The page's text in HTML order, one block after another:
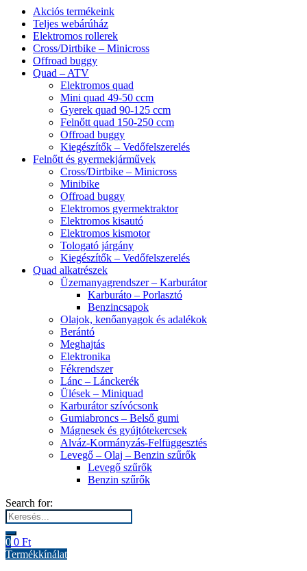
Akciós termékeink
Teljes webárúház
Elektromos rollerek
Cross/Dirtbike – Minicross
Offroad buggy
Quad – ATV
Elektromos quad
Mini quad 49-50 ccm
Gyerek quad 90-125 ccm
Felnőtt quad 150-250 ccm
Offroad buggy
Kiegészítők – Vedőfelszerelés
Felnőtt és gyermekjárművek
Cross/Dirtbike – Minicross
Minibike
Offroad buggy
Elektromos gyermektraktor
Elektromos kisautó
Elektromos kismotor
Tologató járgány
Kiegészítők – Vedőfelszerelés
Quad alkatrészek
Üzemanyagrendszer – Karburátor
Karburáto – Porlasztó
Benzincsapok
Olajok, kenőanyagok és adalékok
Berántó
Meghajtás
Elektronika
Fékrendszer
Lánc – Lánckerék
Ülések – Miniquad
Karburátor szívócsonk
Gumiabroncs – Belső gumi
Mágnesek és gyújtótekercsek
Alváz-Kormányzás-Felfüggesztés
Levegő – Olaj – Benzin szűrők
Levegő szűrők
Benzin szűrők
Search for:
0 0 Ft
Termékkínálat